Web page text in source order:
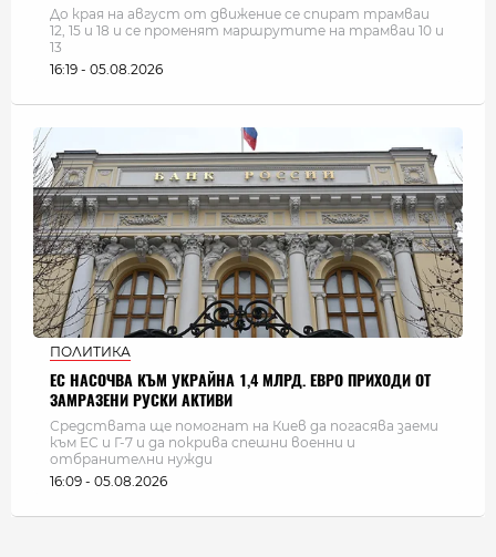
До края на август от движение се спират трамваи
12, 15 и 18 и се променят маршрутите на трамваи 10 и
13
16:19 - 05.08.2026
ПОЛИТИКА
ЕС НАСОЧВА КЪМ УКРАЙНА 1,4 МЛРД. ЕВРО ПРИХОДИ ОТ
ЗАМРАЗЕНИ РУСКИ АКТИВИ
Средствата ще помогнат на Киев да погасява заеми
към ЕС и Г-7 и да покрива спешни военни и
отбранителни нужди
16:09 - 05.08.2026